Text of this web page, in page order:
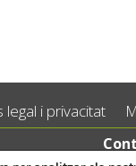
legal i privacitat